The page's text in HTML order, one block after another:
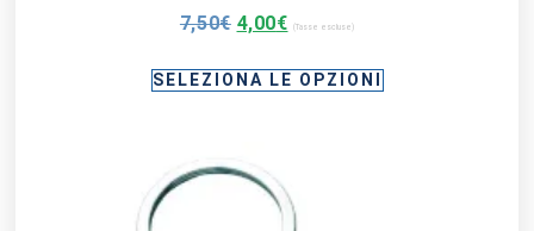
7,50€ 4,00€ (Tasse escluse)
SELEZIONA LE OPZIONI